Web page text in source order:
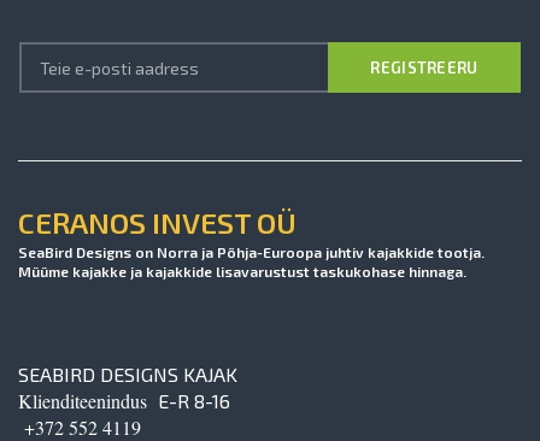
CERANOS INVEST OÜ
SeaBird Designs on Norra ja Põhja-Euroopa juhtiv kajakkide tootja.
Müüme kajakke ja kajakkide lisavarustust taskukohase hinnaga.
SEABIRD DESIGNS KAJAK
Klienditeenindus E-R 8-16
+372 552 4119